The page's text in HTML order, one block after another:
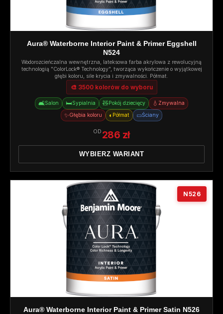
Aura® Waterborne Interior Paint & Primer Eggshell
N524
Wodorozcieńczalna wewnętrzna, lateksowa farba akrylowa z rewolucyjną
technologią "ColorLock® Technology", tworząca wykończenie o wyjątkowej
głębi koloru, sile krycia i zmywalności. Półmat.
🎨 3500 kolorów do wyboru
🛋️Salon 🛏️Sypialnia 🧸Pokój dziecięcy 💧 Zmywalna
✨Głębia koloru ◐ Półmat ▭Ściany
OD 286 zł
WYBIERZ WARIANT
N526
Aura® Waterborne Interior Paint & Primer Satin N526